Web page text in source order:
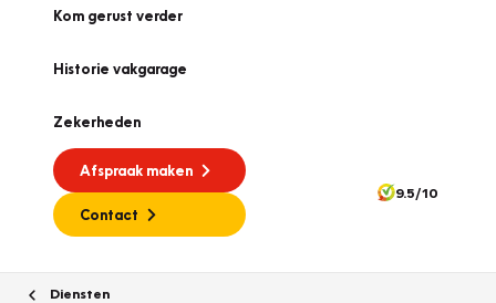
Kom gerust verder
Historie vakgarage
Zekerheden
Afspraak maken
Contact
9.5/10
Diensten